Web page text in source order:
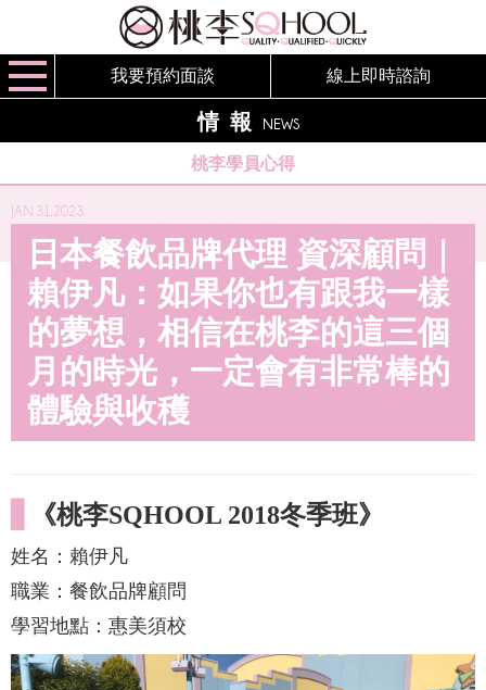
我要預約面談 線上即時諮詢
情報 NEWS
桃李學員心得
JAN.31,2023
日本餐飲品牌代理 資深顧問｜
賴伊凡：如果你也有跟我一樣
的夢想，相信在桃李的這三個
月的時光，一定會有非常棒的
體驗與收穫
《桃李SQHOOL 2018冬季班》
姓名：賴伊凡
職業：餐飲品牌顧問
學習地點：惠美須校